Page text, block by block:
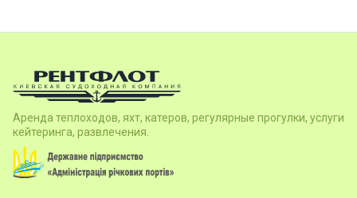
Аренда теплоходов, яхт, катеров, регулярные прогулки, услуги
кейтеринга, развлечения.